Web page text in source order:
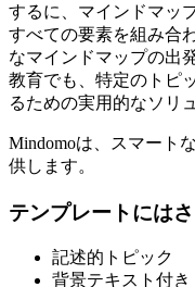
するに、マインドマッ
すべての要素を組み合
なマインドマップの出
教育でも、特定のトピ
るための実用的なソリ
Mindomoは、スマート
供します。
テンプレートには
記述的トピック
背景テキスト付き